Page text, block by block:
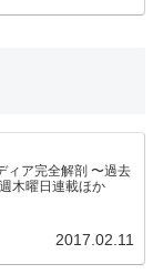
ィア完全解剖 〜過去
木曜日連載ほか
2017.02.11